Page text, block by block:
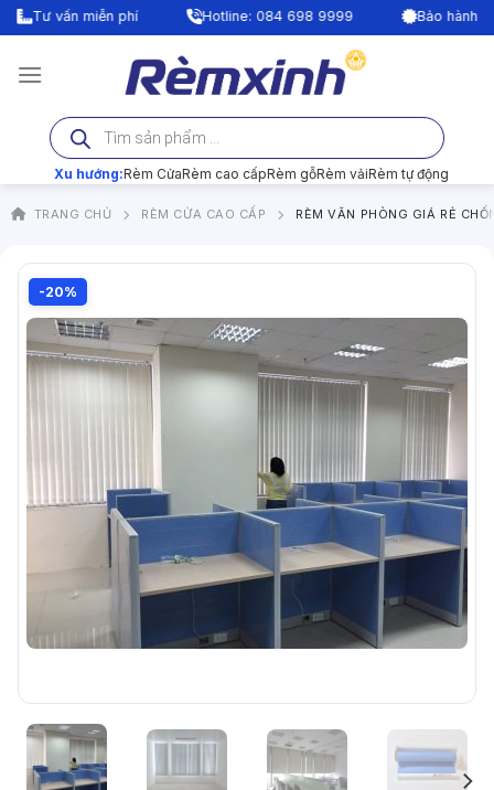
Bỏ
qua
nội
Tư vấn miễn phí Hotline: 084 698 9999 Bảo hành lên
Tìm
kiếm
sản
phẩm
Xu hướng:Rèm CửaRèm cao cấpRèm gỗRèm vảiRèm tự động
TRANG CHỦ RÈM CỬA CAO CẤP RÈM VĂN PHÒNG GIÁ RẺ
-20%